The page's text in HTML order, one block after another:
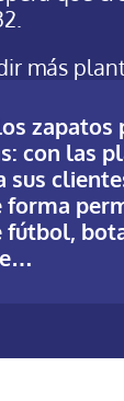
más
zapatos
con las
sus
forma
fútbol,